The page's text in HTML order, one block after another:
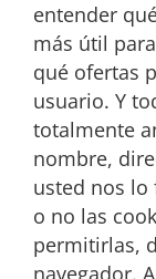
entender
más útil
qué ofertas
usuario. Y
totalmente
nombre,
usted nos lo
o no las
permitirlas,
navegador.